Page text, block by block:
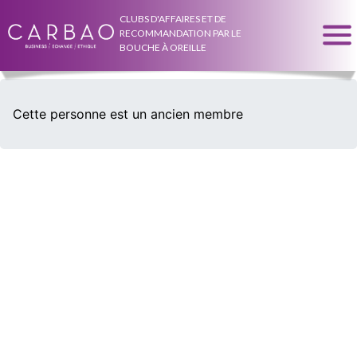
CLUBS D'AFFAIRES ET DE
RECOMMANDATION PAR LE
BOUCHE À OREILLE
Cette personne est un ancien membre